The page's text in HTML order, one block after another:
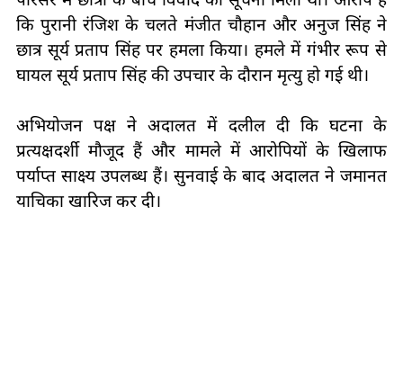
कि पुरानी रंजिश के चलते मंजीत चौहान और अनुज सिंह ने
छात्र सूर्य प्रताप सिंह पर हमला किया। हमले में गंभीर रूप से
घायल सूर्य प्रताप सिंह की उपचार के दौरान मृत्यु हो गई थी।
अभियोजन पक्ष ने अदालत में दलील दी कि घटना के
प्रत्यक्षदर्शी मौजूद हैं और मामले में आरोपियों के खिलाफ
पर्याप्त साक्ष्य उपलब्ध हैं। सुनवाई के बाद अदालत ने जमानत
याचिका खारिज कर दी।